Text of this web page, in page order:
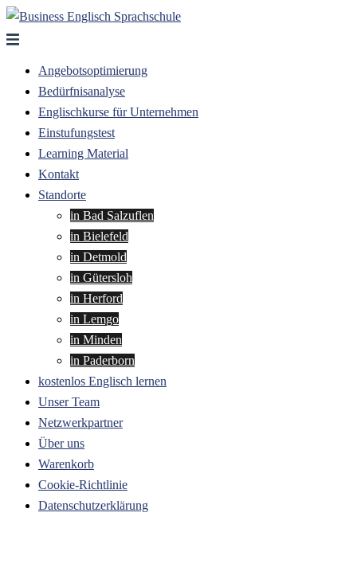
Zum
Inhalt
Angebotsoptimierung
Bedürfnisanalyse
Englischkurse für Unternehmen
Einstufungstest
Learning Material
Kontakt
Standorte
in Bad Salzuflen
in Bielefeld
in Detmold
in Gütersloh
in Herford
in Lemgo
in Minden
in Paderborn
kostenlos Englisch lernen
Unser Team
Netzwerkpartner
Über uns
Warenkorb
Cookie-Richtlinie
Datenschutzerklärung